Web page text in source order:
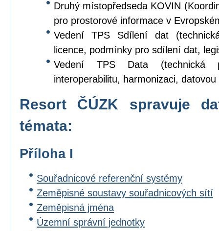
Druhý místopředseda KOVIN
pro prostorové informace v
Vedení TPS Sdílení dat
licence, podmínky pro sdílení dat,
Vedení TPS Data (technická
interoperabilitu, harmonizaci,
Resort ČÚZK spravuje
témata:
Příloha I
Souřadnicové referenční systémy
Zeměpisné soustavy souřadnicových sítí
Zeměpisná jména
Územní správní jednotky